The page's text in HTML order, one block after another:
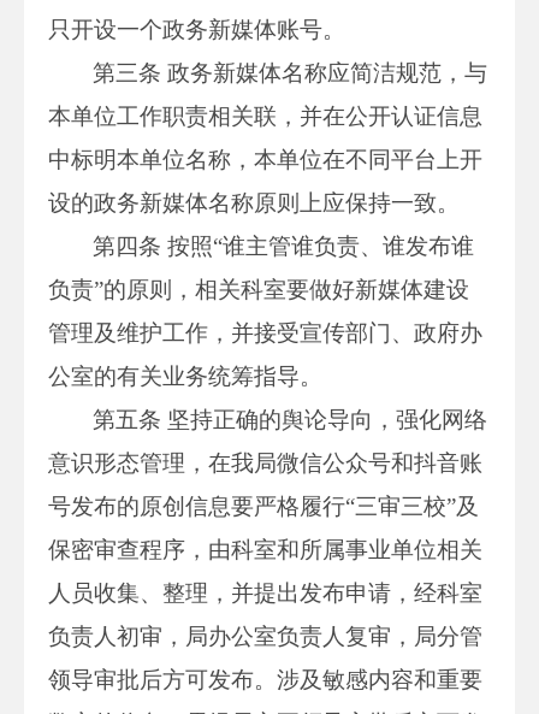
只开设一个政务新媒体账号。
第三条 政务新媒体名称应简洁规范，与
本单位工作职责相关联，并在公开认证信息
中标明本单位名称，本单位在不同平台上开
设的政务新媒体名称原则上应保持一致。
第四条 按照“谁主管谁负责、谁发布谁
负责”的原则，相关科室要做好新媒体建设
管理及维护工作，并接受宣传部门、政府办
公室的有关业务统筹指导。
第五条 坚持正确的舆论导向，强化网络
意识形态管理，在我局微信公众号和抖音账
号发布的原创信息要严格履行“三审三校”及
保密审查程序，由科室和所属事业单位相关
人员收集、整理，并提出发布申请，经科室
负责人初审，局办公室负责人复审，局分管
领导审批后方可发布。涉及敏感内容和重要